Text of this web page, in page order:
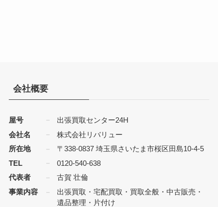
会社概要
屋号
出張買取センター24H
会社名
株式会社リバリュー
所在地
〒338-0837 埼玉県さいたま市桜区田島10-4-5
TEL
0120-540-638
代表者
古賀 壮倫
事業内容
出張買取・宅配買取・買取全般・中古販売・
遺品整理・片付け